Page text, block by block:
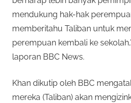
mendukung hak-hak
memberitahu Taliban untuk
perempuan kembali ke
laporan BBC News.
Khan dikutip oleh BBC
mereka (Taliban) akan